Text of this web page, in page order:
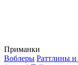
Приманки
Воблеры Раттлины